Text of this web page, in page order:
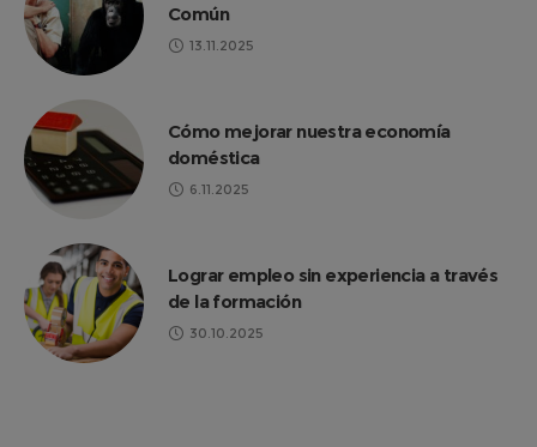
Común
13.11.2025
Cómo mejorar nuestra economía
doméstica
6.11.2025
Lograr empleo sin experiencia a través
de la formación
30.10.2025